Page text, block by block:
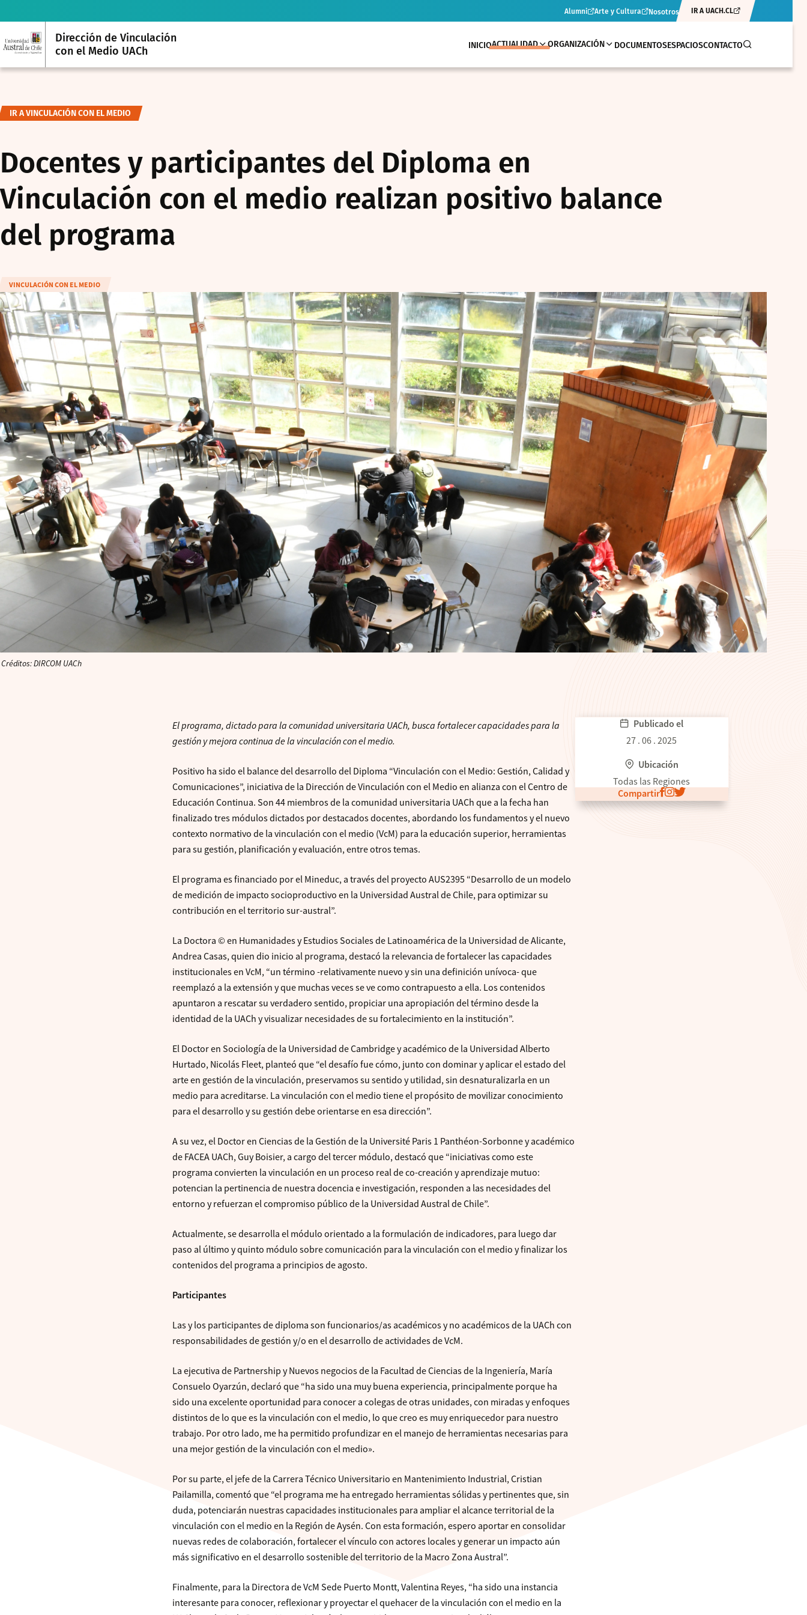
Alumni Arte y Cultura Nosotros IR A UACH.CL
Dirección de Vinculación
con el Medio UACh
INICIOACTUALIDAD ORGANIZACIÓN DOCUMENTOSESPACIOSCONTACTO
IR A VINCULACIÓN CON EL MEDIO
Docentes y participantes del Diploma en
Vinculación con el medio realizan positivo balance
del programa
VINCULACIÓN CON EL MEDIO
Créditos: DIRCOM UACh
El programa, dictado para la comunidad universitaria UACh, busca fortalecer capacidades para la
gestión y mejora continua de la vinculación con el medio.
Positivo ha sido el balance del desarrollo del Diploma “Vinculación con el Medio: Gestión, Calidad y
Comunicaciones”, iniciativa de la Dirección de Vinculación con el Medio en alianza con el Centro de
Educación Continua. Son 44 miembros de la comunidad universitaria UACh que a la fecha han
finalizado tres módulos dictados por destacados docentes, abordando los fundamentos y el nuevo
contexto normativo de la vinculación con el medio (VcM) para la educación superior, herramientas
para su gestión, planificación y evaluación, entre otros temas.
El programa es financiado por el Mineduc, a través del proyecto AUS2395 “Desarrollo de un modelo
de medición de impacto socioproductivo en la Universidad Austral de Chile, para optimizar su
contribución en el territorio sur-austral”.
La Doctora © en Humanidades y Estudios Sociales de Latinoamérica de la Universidad de Alicante,
Andrea Casas, quien dio inicio al programa, destacó la relevancia de fortalecer las capacidades
institucionales en VcM, “un término -relativamente nuevo y sin una definición unívoca- que
reemplazó a la extensión y que muchas veces se ve como contrapuesto a ella. Los contenidos
apuntaron a rescatar su verdadero sentido, propiciar una apropiación del término desde la
identidad de la UACh y visualizar necesidades de su fortalecimiento en la institución”.
El Doctor en Sociología de la Universidad de Cambridge y académico de la Universidad Alberto
Hurtado, Nicolás Fleet, planteó que “el desafío fue cómo, junto con dominar y aplicar el estado del
arte en gestión de la vinculación, preservamos su sentido y utilidad, sin desnaturalizarla en un
medio para acreditarse. La vinculación con el medio tiene el propósito de movilizar conocimiento
para el desarrollo y su gestión debe orientarse en esa dirección”.
A su vez, el Doctor en Ciencias de la Gestión de la Université Paris 1 Panthéon-Sorbonne y académico
de FACEA UACh, Guy Boisier, a cargo del tercer módulo, destacó que “iniciativas como este
programa convierten la vinculación en un proceso real de co-creación y aprendizaje mutuo:
potencian la pertinencia de nuestra docencia e investigación, responden a las necesidades del
entorno y refuerzan el compromiso público de la Universidad Austral de Chile”.
Actualmente, se desarrolla el módulo orientado a la formulación de indicadores, para luego dar
paso al último y quinto módulo sobre comunicación para la vinculación con el medio y finalizar los
contenidos del programa a principios de agosto.
Participantes
Las y los participantes de diploma son funcionarios/as académicos y no académicos de la UACh con
responsabilidades de gestión y/o en el desarrollo de actividades de VcM.
La ejecutiva de Partnership y Nuevos negocios de la Facultad de Ciencias de la Ingeniería, María
Consuelo Oyarzún, declaró que “ha sido una muy buena experiencia, principalmente porque ha
sido una excelente oportunidad para conocer a colegas de otras unidades, con miradas y enfoques
distintos de lo que es la vinculación con el medio, lo que creo es muy enriquecedor para nuestro
trabajo. Por otro lado, me ha permitido profundizar en el manejo de herramientas necesarias para
una mejor gestión de la vinculación con el medio».
Por su parte, el jefe de la Carrera Técnico Universitario en Mantenimiento Industrial, Cristian
Pailamilla, comentó que “el programa me ha entregado herramientas sólidas y pertinentes que, sin
duda, potenciarán nuestras capacidades institucionales para ampliar el alcance territorial de la
vinculación con el medio en la Región de Aysén. Con esta formación, espero aportar en consolidar
nuevas redes de colaboración, fortalecer el vínculo con actores locales y generar un impacto aún
más significativo en el desarrollo sostenible del territorio de la Macro Zona Austral”.
Finalmente, para la Directora de VcM Sede Puerto Montt, Valentina Reyes, “ha sido una instancia
interesante para conocer, reflexionar y proyectar el quehacer de la vinculación con el medio en la
Publicado el
27 . 06 . 2025
Ubicación
Todas las Regiones
Compartir